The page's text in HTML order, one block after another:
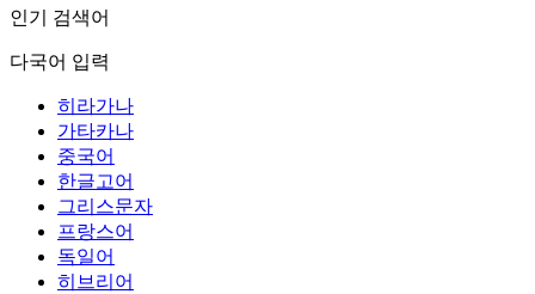
인기 검색어
다국어 입력
히라가나
가타카나
중국어
한글고어
그리스문자
프랑스어
독일어
히브리어